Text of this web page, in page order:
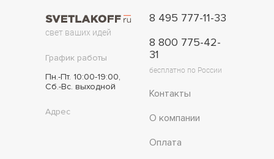
свет ваших идей
График работы
Пн.-Пт. 10:00-19:00,
Сб.-Вс. выходной
Адрес
8 495 777-11-33
8 800 775-42-
31
бесплатно по России
Контакты
О компании
Оплата